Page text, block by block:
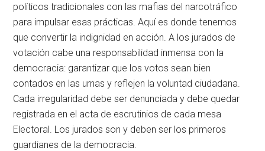
políticos tradicionales con las mafias del narcotráfico
para impulsar esas prácticas. Aquí es donde tenemos
que convertir la indignidad en acción. A los jurados de
votación cabe una responsabilidad inmensa con la
democracia: garantizar que los votos sean bien
contados en las urnas y reflejen la voluntad ciudadana.
Cada irregularidad debe ser denunciada y debe quedar
registrada en el acta de escrutinios de cada mesa
Electoral. Los jurados son y deben ser los primeros
guardianes de la democracia.